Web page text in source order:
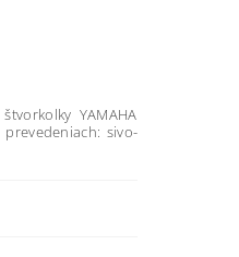
YAMAHA
sivo-